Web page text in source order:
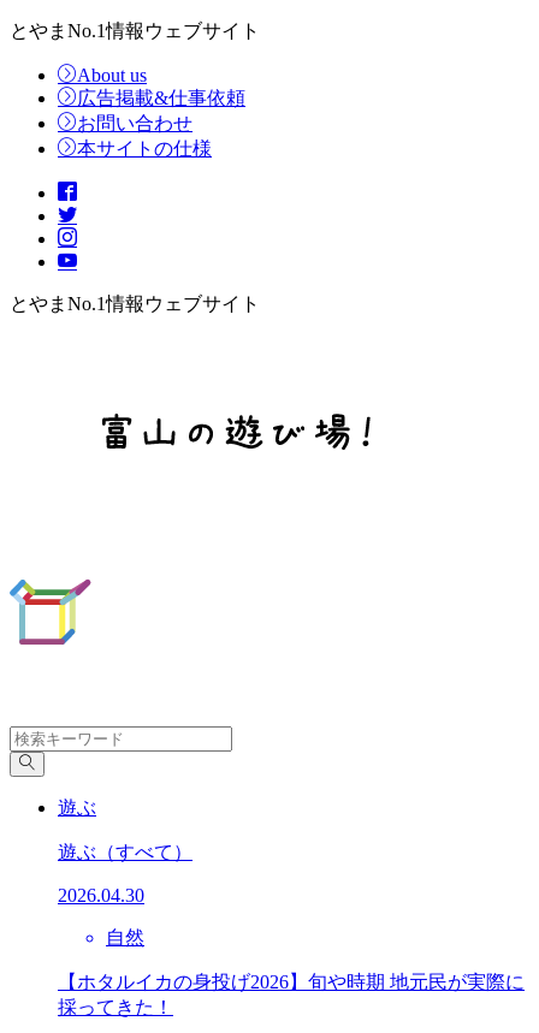
とやまNo.1情報ウェブサイト
About us
広告掲載&仕事依頼
お問い合わせ
本サイトの仕様
とやまNo.1情報ウェブサイト
遊ぶ
遊ぶ （すべて）
2026.04.30
自然
【ホタルイカの身投げ2026】旬や時期 地元民が実際に
採ってきた！